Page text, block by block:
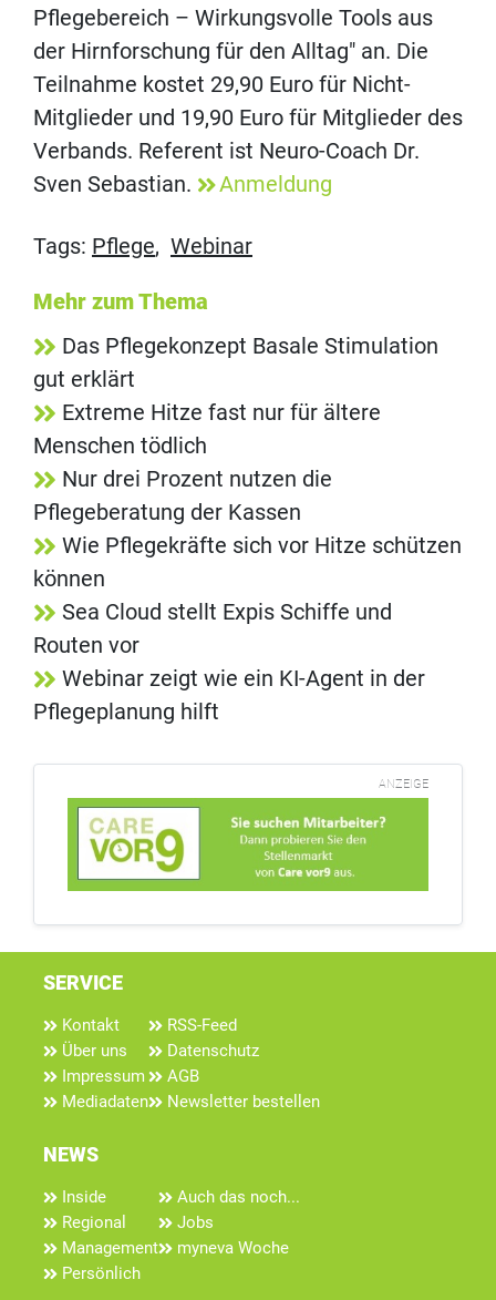
Pflegebereich – Wirkungsvolle Tools aus
der Hirnforschung für den Alltag" an. Die
Teilnahme kostet 29,90 Euro für Nicht-
Mitglieder und 19,90 Euro für Mitglieder des
Verbands. Referent ist Neuro-Coach Dr.
Sven Sebastian.
Anmeldung
Tags: Pflege, Webinar
Mehr zum Thema
Das Pflegekonzept Basale Stimulation
gut erklärt
Extreme Hitze fast nur für ältere
Menschen tödlich
Nur drei Prozent nutzen die
Pflegeberatung der Kassen
Wie Pflegekräfte sich vor Hitze schützen
können
Sea Cloud stellt Expis Schiffe und
Routen vor
Webinar zeigt wie ein KI-Agent in der
Pflegeplanung hilft
ANZEIGE
SERVICE
Kontakt
Über uns
Impressum
Mediadaten
RSS-Feed
Datenschutz
AGB
Newsletter bestellen
NEWS
Inside
Regional
Management
Persönlich
Auch das noch...
Jobs
myneva Woche